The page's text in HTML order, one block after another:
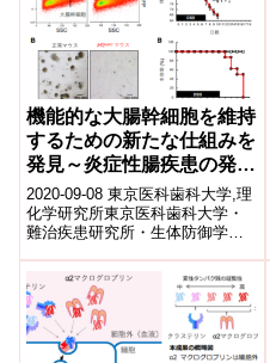
機能的な大腸幹細胞を維持
するための新たな仕組みを
発見～炎症性腸疾患の発症
原因解明に期待～
2020-09-08 東京医科歯科大学,理
化学研究所東京医科歯科大学・
難治疾患研究所・生体防御学分
き）教授らの研究グループは、
理化...